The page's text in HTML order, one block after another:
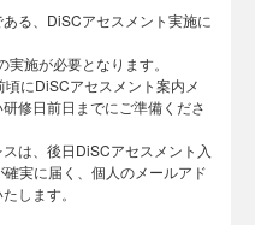
る、DiSCアセスメント実施に
施が必要となります。
にDiSCアセスメント案内メ
修日前日までにご準備くださ
は、後日DiSCアセスメント入
実に届く、個人のメールアド
します。